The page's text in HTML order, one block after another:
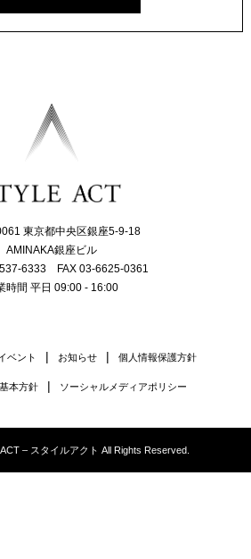
東京都中央区銀座5-9-18
AMINAKA銀座ビル
6333 FAX 03-6625-0361
時間 平日 09:00 - 16:00
ベント お知らせ 個人情報保護方針
本方針 ソーシャルメディアポリシー
– スタイルアクト All Rights Reserved.